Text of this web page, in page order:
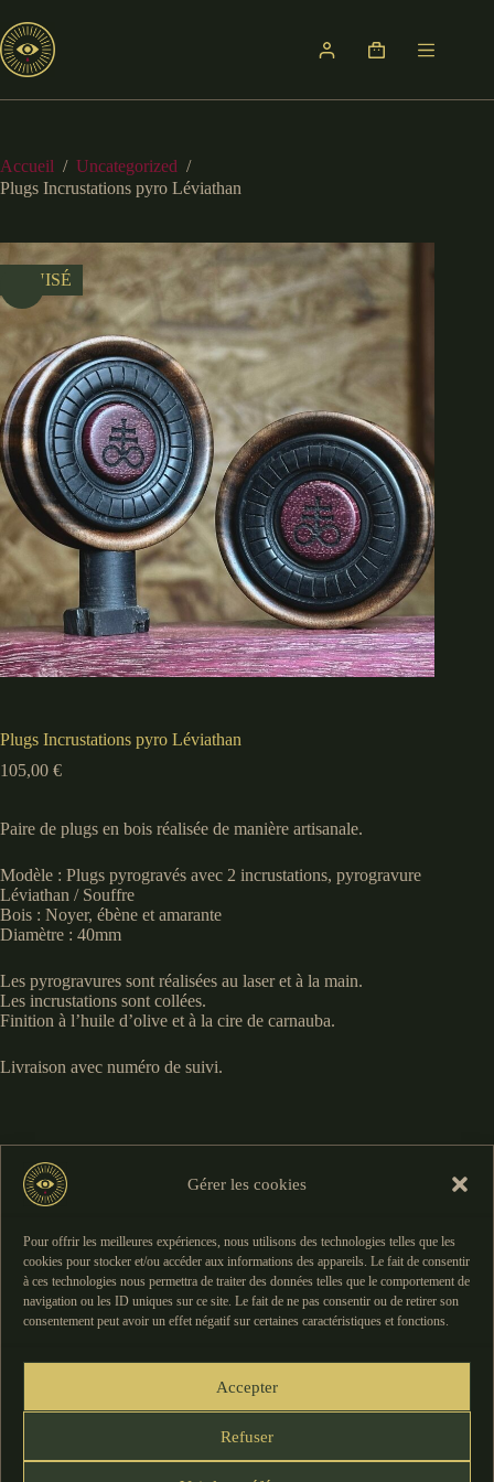
Gérer les cookies
Pour offrir les meilleures expériences, nous utilisons des technologies telles que les
cookies pour stocker et/ou accéder aux informations des appareils. Le fait de consentir
à ces technologies nous permettra de traiter des données telles que le comportement de
navigation ou les ID uniques sur ce site. Le fait de ne pas consentir ou de retirer son
consentement peut avoir un effet négatif sur certaines caractéristiques et fonctions.
Accepter
Refuser
au
contenu
Panier
Accueil / Uncategorized /
Plugs Incrustations pyro Léviathan
ÉPUISÉ
Plugs Incrustations pyro Léviathan
105,00 €
Paire de plugs en bois réalisée de manière artisanale.
Modèle : Plugs pyrogravés avec 2 incrustations, pyrogravure
Léviathan / Souffre
Bois : Noyer, ébène et amarante
Diamètre : 40mm
Les pyrogravures sont réalisées au laser et à la main.
Les incrustations sont collées.
Finition à l’huile d’olive et à la cire de carnauba.
Livraison avec numéro de suivi.
. Produit fabriqué sur commande : il faudra compter un délai
de fabrication d’environ 10 jours maximum
couleur peuvent varier selon les essences de bois et le stock
actuel
Rupture de stock
Mentions Légales–CGU–CGV–Politique de